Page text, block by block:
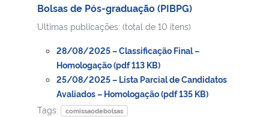
Bolsas de Pós-graduação (PIBPG)
Ultimas publicações: (total de 10 itens)
28/08/2025 – Classificação Final –
Homologação (pdf 113 KB)
25/08/2025 – Lista Parcial de Candidatos
Avaliados – Homologação (pdf 135 KB)
Tags:
comissaodebolsas